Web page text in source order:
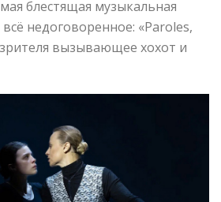
блестящая музыкальная
недоговоренное: «Paroles,
вызывающее хохот и